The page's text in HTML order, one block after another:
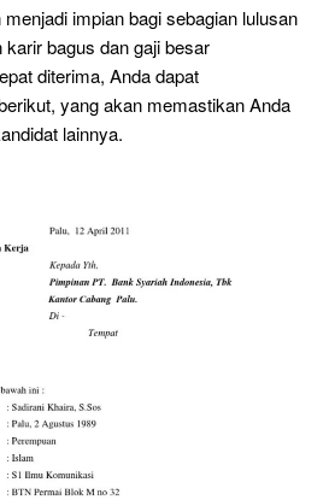
impian bagi sebagian lulusan
bagus dan gaji besar
diterima, Anda dapat
yang akan memastikan Anda
lainnya.